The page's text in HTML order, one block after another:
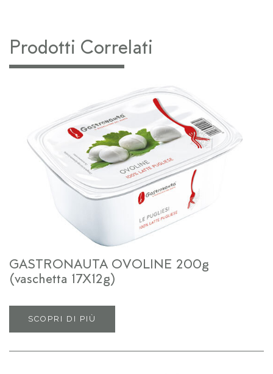
Prodotti Correlati
GASTRONAUTA OVOLINE 200g
(vaschetta 17X12g)
SCOPRI DI PIÙ